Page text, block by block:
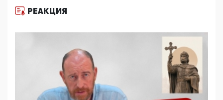
11:53, 09 Июня 2026
деятельность ИИТО ЮНЕСКО в России, но
цифроглобалисты продолжают определять
повестку в образовании
09:43, 01 Июня 2026
5G за счет здоровья граждан: Минцифры намерено
отобрать у регионов и муниципалитетов право
защищать жилые дома и социальные объекты от
РЕАКЦИЯ